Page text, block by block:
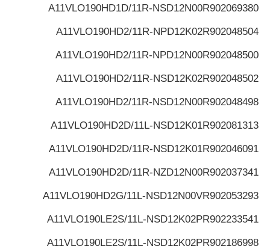
R902069380
A11VLO190HD1D/11R-NSD12N00
R902048504
A11VLO190HD2/11R-NPD12K02
R902048500
A11VLO190HD2/11R-NPD12N00
R902048502
A11VLO190HD2/11R-NSD12K02
R902048498
A11VLO190HD2/11R-NSD12N00
R902081313
A11VLO190HD2D/11L-NSD12K01
R902046091
A11VLO190HD2D/11R-NSD12K01
R902037341
A11VLO190HD2D/11R-NZD12N00
R902053293
A11VLO190HD2G/11L-NSD12N00V
R902233541
A11VLO190LE2S/11L-NSD12K02P
R902186998
A11VLO190LE2S/11L-NSD12K02P